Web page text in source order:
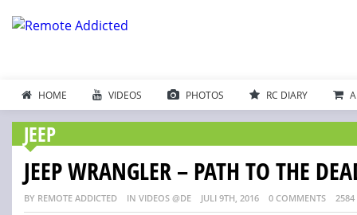
HOME VIDEOS PHOTOS RC DIARY
JEEP
JEEP WRANGLER – PATH TO THE
BY REMOTE ADDICTED IN VIDEOS @DE JULI 9TH, 2016 0 COMMENTS 2584